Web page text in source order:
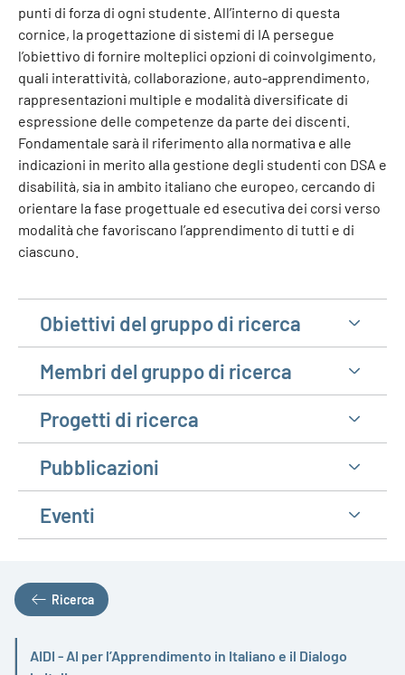
punti di forza di ogni studente. All’interno di questa
cornice, la progettazione di sistemi di IA persegue
l’obiettivo di fornire molteplici opzioni di coinvolgimento,
quali interattività, collaborazione, auto-apprendimento,
rappresentazioni multiple e modalità diversificate di
espressione delle competenze da parte dei discenti.
Fondamentale sarà il riferimento alla normativa e alle
indicazioni in merito alla gestione degli studenti con DSA e
disabilità, sia in ambito italiano che europeo, cercando di
orientare la fase progettuale ed esecutiva dei corsi verso
modalità che favoriscano l’apprendimento di tutti e di
ciascuno.
Obiettivi del gruppo di ricerca
Membri del gruppo di ricerca
Progetti di ricerca
Pubblicazioni
Eventi
Ricerca
AIDI - AI per l’Apprendimento in Italiano e il Dialogo